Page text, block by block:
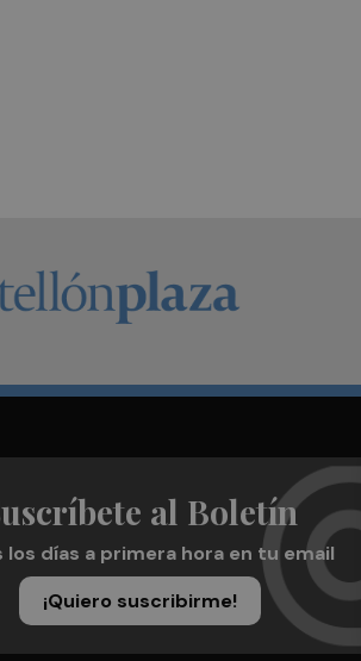
al Boletín
los días a primera hora en tu email
¡Quiero suscribirme!